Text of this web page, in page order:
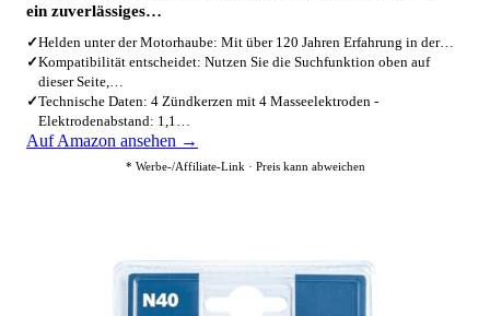
ein zuverlässiges…
✓Helden unter der Motorhaube: Mit über 120 Jahren Erfahrung in der…
✓Kompatibilität entscheidet: Nutzen Sie die Suchfunktion oben auf
dieser Seite,…
✓Technische Daten: 4 Zündkerzen mit 4 Masseelektroden -
Elektrodenabstand: 1,1…
Auf Amazon ansehen →
* Werbe-/Affiliate-Link · Preis kann abweichen